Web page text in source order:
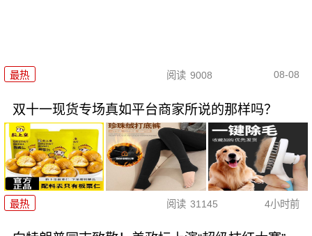
最热 阅读 9008 08-08
双十一现货专场真如平台商家所说的那样吗？
最热 阅读 31145 4小时前